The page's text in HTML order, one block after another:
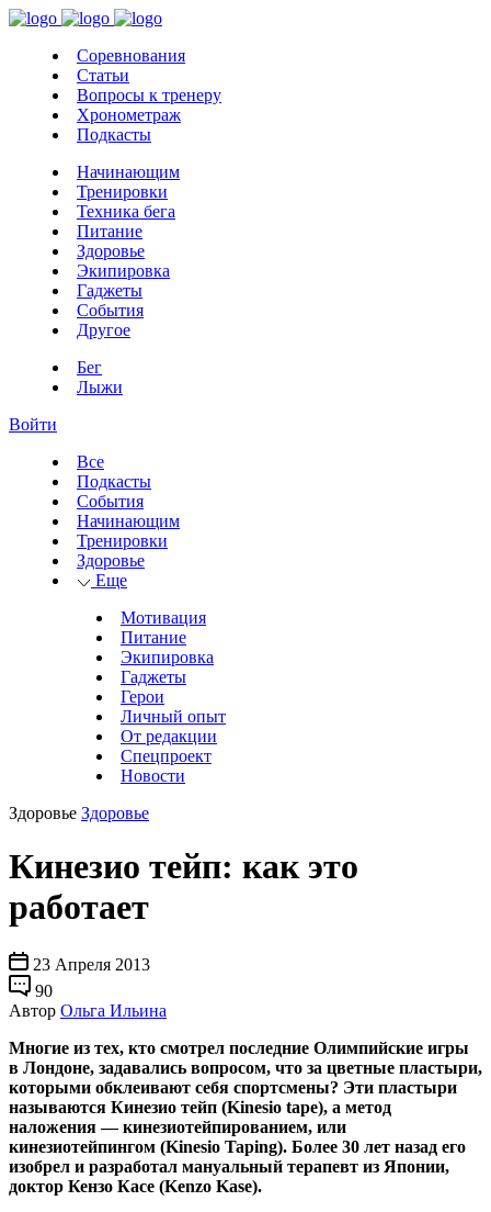
Соревнования
Статьи
Вопросы к тренеру
Хронометраж
Подкасты
Начинающим
Тренировки
Техника бега
Питание
Здоровье
Экипировка
Гаджеты
События
Другое
Бег
Лыжи
Войти
Все
Подкасты
События
Начинающим
Тренировки
Здоровье
Еще
Мотивация
Питание
Экипировка
Гаджеты
Герои
Личный опыт
От редакции
Спецпроект
Новости
Здоровье Здоровье
Кинезио тейп: как это
работает
23 Апреля 2013
90
Автор Ольга Ильина
Многие из тех, кто смотрел последние Олимпийские игры
в Лондоне, задавались вопросом, что за цветные пластыри,
которыми обклеивают себя спортсмены? Эти пластыри
называются Кинезио тейп (Kinesio tape), а метод
наложения — кинезиотейпированием, или
кинезиотейпингом (Kinesio Taping). Более 30 лет назад его
изобрел и разработал мануальный терапевт из Японии,
доктор Кензо Касе (Kenzo Kase).